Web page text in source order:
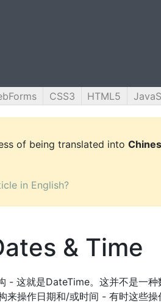
CSS3 HTML5
of being translated into
in English?
& Time
- 这就是DateTime。这并不是一
来操作日期和/或时间 - 有时这些